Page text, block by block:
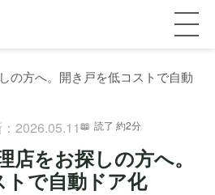
の方へ。開き戸を低コストで自動
2026.05.11 読了 約2分
をお探しの方へ。
で自動ドア化